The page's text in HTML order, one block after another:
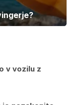
v vozilu z